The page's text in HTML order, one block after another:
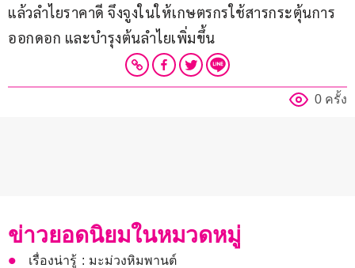
แล้วลำไยราคาดี จึงจูงในให้เกษตรกรใช้สารกระตุ้นการ
ออกดอก และบำรุงต้นลำไยเพิ่มขึ้น
0 ครั้ง
ข่าวยอดนิยมในหมวดหมู่
เรื่องน่ารู้ : มะม่วงหิมพานต์